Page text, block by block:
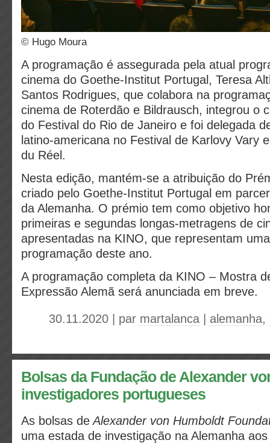
© Hugo Moura
A programação é assegurada pela atual
cinema do Goethe-Institut Portugal, Teresa
Santos Rodrigues, que colabora na
cinema de Roterdão e Bildrausch, integrou o
do Festival do Rio de Janeiro e foi delegada
latino-americana no Festival de Karlovy Vary
du Réel.
Nesta edição, mantém-se a atribuição do
criado pelo Goethe-Institut Portugal em
da Alemanha. O prémio tem como objetivo
primeiras e segundas longas-metragens de
apresentadas na KINO, que representam
programação deste ano.
A programação completa da KINO – Mostra
Expressão Alemã será anunciada em breve.
30.11.2020 | par martalanca alemanha,
Bolsas da Fundação de Alexander
investigadores portugueses
As bolsas deAlexander von Humboldt
uma estada de investigação na Alemanha